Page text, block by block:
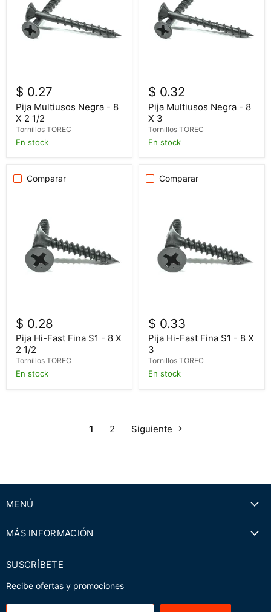
$ 0.27
Pija Multiusos Negra - 8
X 2 1/2
Tornillos TOREC
En stock
$ 0.32
Pija Multiusos Negra - 8
X 3
Tornillos TOREC
En stock
Comparar
$ 0.28
Pija Hi-Fast Fina S1 - 8 X
2 1/2
Tornillos TOREC
En stock
Comparar
$ 0.33
Pija Hi-Fast Fina S1 - 8 X
3
Tornillos TOREC
En stock
1 2 Siguiente
MENÚ
MÁS INFORMACIÓN
SUSCRÍBETE
Recibe ofertas y promociones